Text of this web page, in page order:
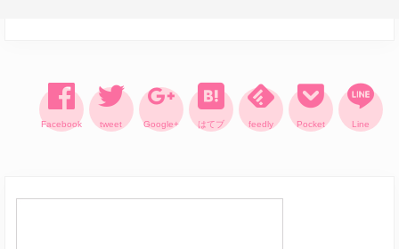
Facebook tweet Google+ はてブ feedly Pocket Line
Interactions
Sidebar